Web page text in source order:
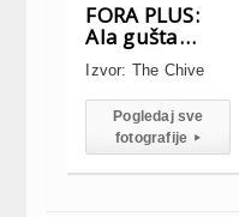
FORA PLUS:
Ala gušta…
Izvor: The Chive
Pogledaj sve
fotografije▸